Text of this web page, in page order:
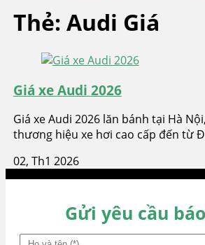
Skip
Skip
Thẻ: Audi Giá
Giá xe Audi 2026
Giá xe Audi 2026 lăn bánh tại Hà
thương hiệu xe hơi cao cấp đến từ
02, Th1 2026
Gửi yêu cầu